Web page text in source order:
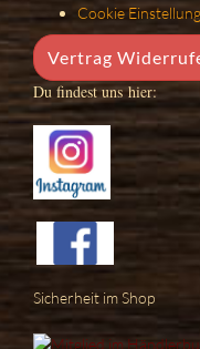
Cookie
Vertrag
Du findest uns hier:
Sicherheit im Shop